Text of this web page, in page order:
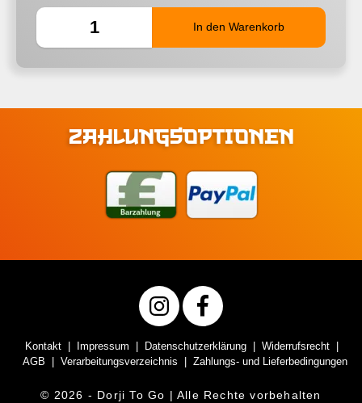
ZAHLUNGSOPTIONEN
Kontakt Impressum Datenschutzerklärung
Widerrufsrecht
AGB
Verarbeitungsverzeichnis Zahlungs- und Lieferbedingungen
© 2026 - Dorji To Go | Alle Rechte vorbehalten